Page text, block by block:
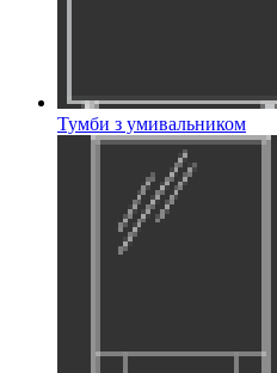
Тумби з умивальником